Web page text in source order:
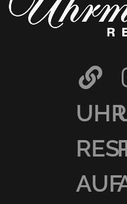
AUF